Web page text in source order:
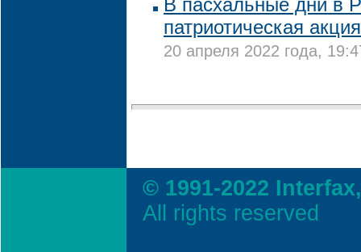
В пасхальные дни в
патриотическая
20 апреля 2022 года,
© 1991-2022
All rights reserved